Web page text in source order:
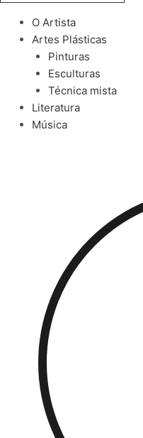
O Artista
Artes Plásticas
Pinturas
Esculturas
Técnica mista
Literatura
Música